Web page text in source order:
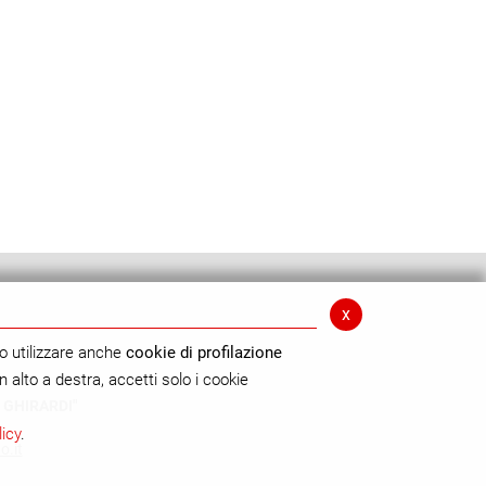
x
utilizzare anche cookie di profilazione
alto a destra, accetti solo i cookie
.